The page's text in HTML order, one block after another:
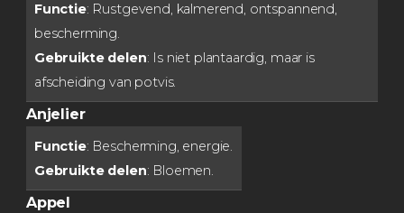
Functie: Rustgevend, kalmerend, ontspannend,
bescherming.
Gebruikte delen: Is niet plantaardig, maar is
afscheiding van potvis.
Anjelier
Functie: Bescherming, energie.
Gebruikte delen: Bloemen.
Appel